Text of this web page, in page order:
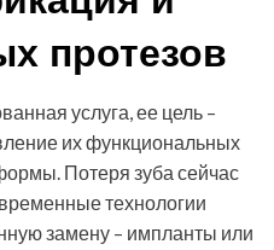
протезов
byАрзы Умерова
11.06.2016услуга, ее цель –
их функциональных
Потеря зуба сейчас
технологии
замену – импланты или